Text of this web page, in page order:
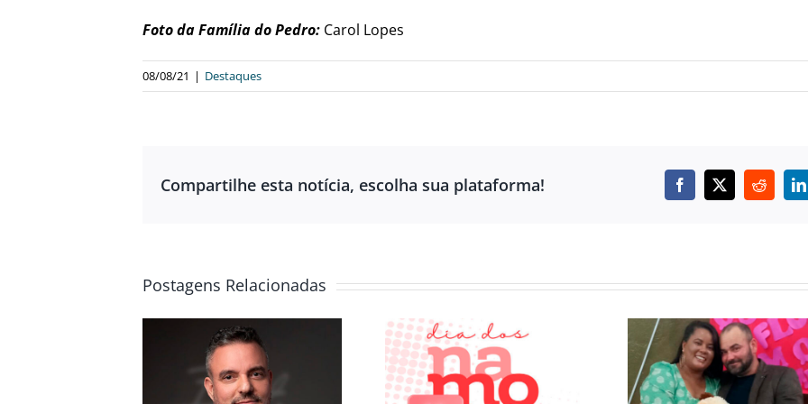
Foto da Família do Pedro: Carol Lopes
08/08/21 | Destaques
Compartilhe esta notícia, escolha sua plataforma! Facebook
X Reddit
Postagens Relacionadas
O VERDADEIRO
AMOR SUPERA AS
ORIGENS
DA DOR À DÁDIVA –
A JORNADA DE UMA
ATOR
JESUS